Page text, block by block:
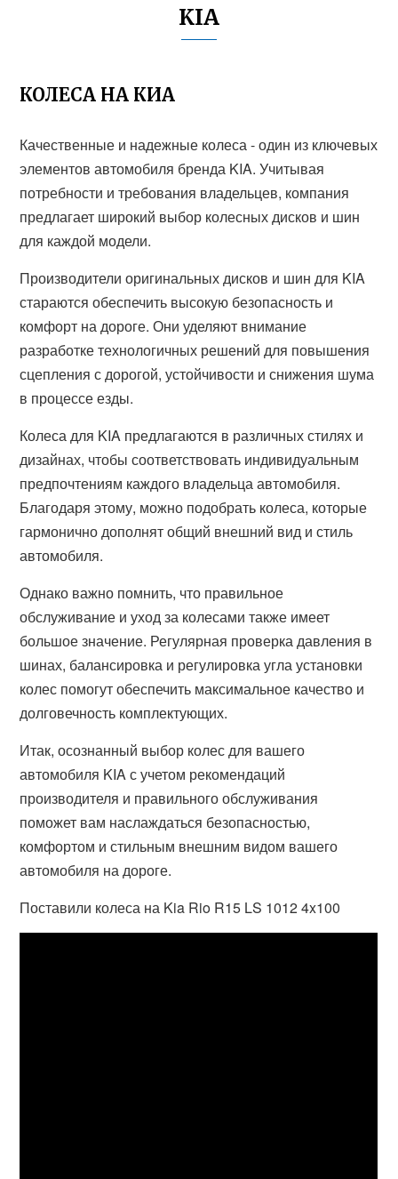
KIA
КОЛЕСА НА КИА
Качественные и надежные колеса - один из ключевых
элементов автомобиля бренда KIA. Учитывая
потребности и требования владельцев, компания
предлагает широкий выбор колесных дисков и шин
для каждой модели.
Производители оригинальных дисков и шин для KIA
стараются обеспечить высокую безопасность и
комфорт на дороге. Они уделяют внимание
разработке технологичных решений для повышения
сцепления с дорогой, устойчивости и снижения шума
в процессе езды.
Колеса для KIA предлагаются в различных стилях и
дизайнах, чтобы соответствовать индивидуальным
предпочтениям каждого владельца автомобиля.
Благодаря этому, можно подобрать колеса, которые
гармонично дополнят общий внешний вид и стиль
автомобиля.
Однако важно помнить, что правильное
обслуживание и уход за колесами также имеет
большое значение. Регулярная проверка давления в
шинах, балансировка и регулировка угла установки
колес помогут обеспечить максимальное качество и
долговечность комплектующих.
Итак, осознанный выбор колес для вашего
автомобиля KIA с учетом рекомендаций
производителя и правильного обслуживания
поможет вам наслаждаться безопасностью,
комфортом и стильным внешним видом вашего
автомобиля на дороге.
Поставили колеса на Kia Rio R15 LS 1012 4x100